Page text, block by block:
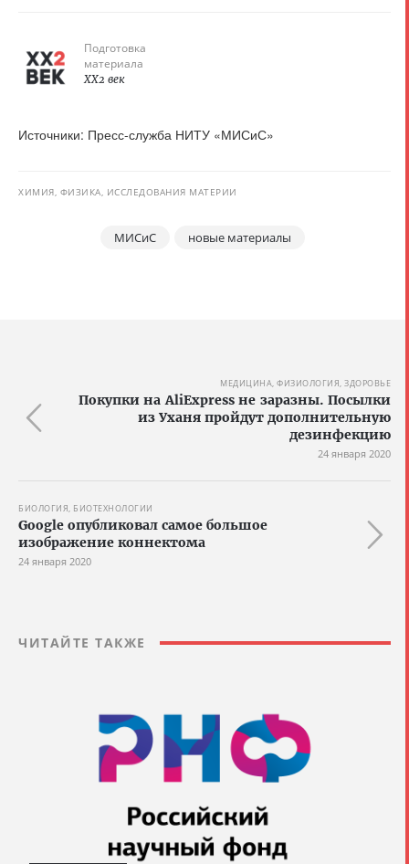
Подготовка
материала
XX2 век
Источники: Пресс-служба НИТУ «МИСиС»
ХИМИЯ, ФИЗИКА, ИССЛЕДОВАНИЯ МАТЕРИИ
МИСиС новые материалы
МЕДИЦИНА, ФИЗИОЛОГИЯ, ЗДОРОВЬЕ
Покупки на AliExpress не заразны. Посылки
из Уханя пройдут дополнительную
дезинфекцию
24 января 2020
БИОЛОГИЯ, БИОТЕХНОЛОГИИ
Google опубликовал самое большое
изображение коннектома
24 января 2020
ЧИТАЙТЕ ТАКЖЕ